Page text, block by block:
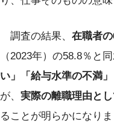
調査の結果、 在職者
（2023年）の58.8％と
い」「給与水準の不満
が、 実際の離職理由と
ることが明らかになりま